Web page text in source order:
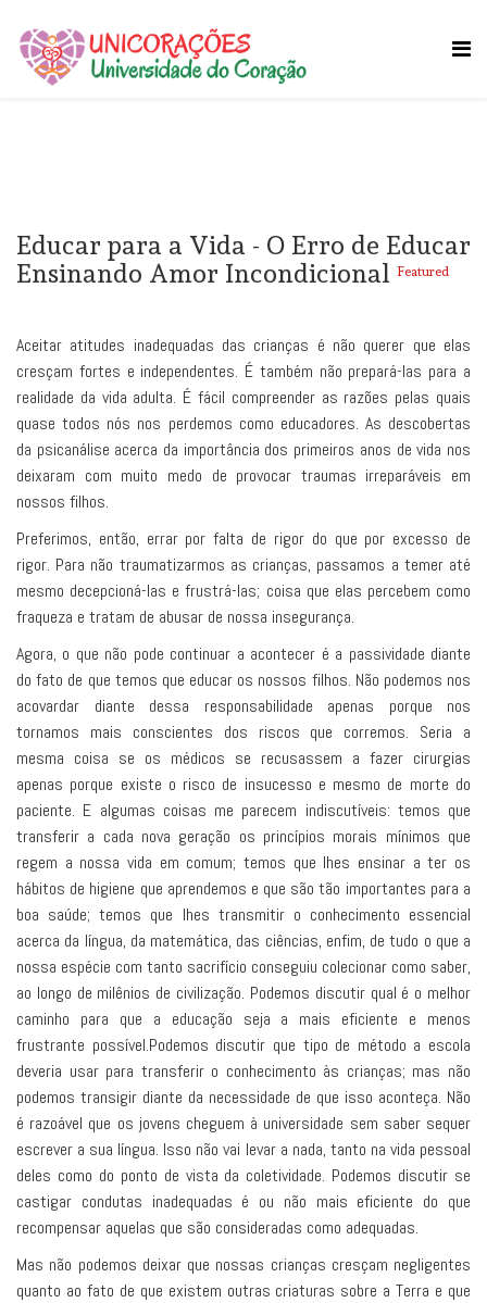
Educar para a Vida - O Erro de Educar
Ensinando Amor Incondicional Featured
Aceitar atitudes inadequadas das crianças é não querer que elas
cresçam fortes e independentes. É também não prepará-las para a
realidade da vida adulta. É fácil compreender as razões pelas quais
quase todos nós nos perdemos como educadores. As descobertas
da psicanálise acerca da importância dos primeiros anos de vida nos
deixaram com muito medo de provocar traumas irreparáveis em
nossos filhos.
Preferimos, então, errar por falta de rigor do que por excesso de
rigor. Para não traumatizarmos as crianças, passamos a temer até
mesmo decepcioná-las e frustrá-las; coisa que elas percebem como
fraqueza e tratam de abusar de nossa insegurança.
Agora, o que não pode continuar a acontecer é a passividade diante
do fato de que temos que educar os nossos filhos. Não podemos nos
acovardar diante dessa responsabilidade apenas porque nos
tornamos mais conscientes dos riscos que corremos. Seria a
mesma coisa se os médicos se recusassem a fazer cirurgias
apenas porque existe o risco de insucesso e mesmo de morte do
paciente. E algumas coisas me parecem indiscutíveis: temos que
transferir a cada nova geração os princípios morais mínimos que
regem a nossa vida em comum; temos que lhes ensinar a ter os
hábitos de higiene que aprendemos e que são tão importantes para a
boa saúde; temos que lhes transmitir o conhecimento essencial
acerca da língua, da matemática, das ciências, enfim, de tudo o que a
nossa espécie com tanto sacrifício conseguiu colecionar como saber,
ao longo de milênios de civilização. Podemos discutir qual é o melhor
caminho para que a educação seja a mais eficiente e menos
frustrante possível.Podemos discutir que tipo de método a escola
deveria usar para transferir o conhecimento às crianças; mas não
podemos transigir diante da necessidade de que isso aconteça. Não
é razoável que os jovens cheguem à universidade sem saber sequer
escrever a sua língua. Isso não vai levar a nada, tanto na vida pessoal
deles como do ponto de vista da coletividade. Podemos discutir se
castigar condutas inadequadas é ou não mais eficiente do que
recompensar aquelas que são consideradas como adequadas.
Mas não podemos deixar que nossas crianças cresçam negligentes
quanto ao fato de que existem outras criaturas sobre a Terra e que